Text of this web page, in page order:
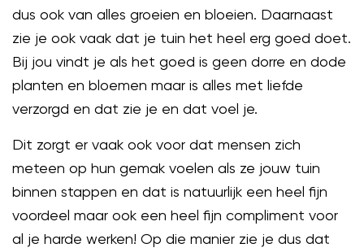
dus ook van alles groeien en bloeien. Daarnaast
zie je ook vaak dat je tuin het heel erg goed doet.
Bij jou vindt je als het goed is geen dorre en dode
planten en bloemen maar is alles met liefde
verzorgd en dat zie je en dat voel je.
Dit zorgt er vaak ook voor dat mensen zich
meteen op hun gemak voelen als ze jouw tuin
binnen stappen en dat is natuurlijk een heel fijn
voordeel maar ook een heel fijn compliment voor
al je harde werken! Op die manier zie je dus dat